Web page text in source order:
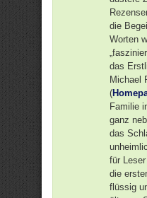
die
Worten
das
Michael
(
Familie
ganz
das
für
die
flüssig